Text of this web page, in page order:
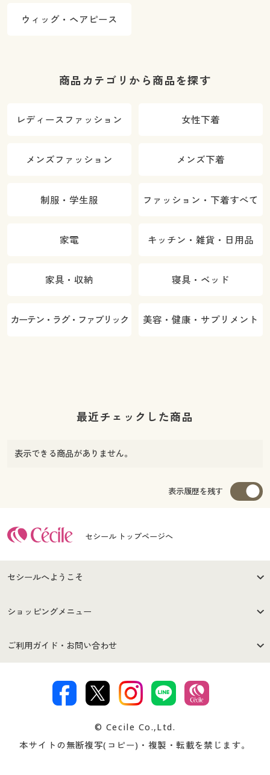
ウィッグ・ヘアピース
商品カテゴリから商品を探す
レディースファッション 女性下着
メンズファッション メンズ下着
制服・学生服 ファッション・下着すべて
家電 キッチン・雑貨・日用品
家具・収納 寝具・ベッド
カーテン・ラグ・ファブリック 美容・健康・サプリメント
最近チェックした商品
表示できる商品がありません。
表示履歴を残す
セシール トップページへ
セシールへようこそ
はじめての方へ
セシールご利用規約
著作権・商標について 会社案内
ショッピングメニュー
商品カテゴリ
プレゼント＆キャンペーン サイトマップ
ご利用ガイド・お問い合わせ
交換・返品は お支払は
ついて
忘れの場合
© Cecile Co.,Ltd.
本サイトの無断複写(コピー)・複製・転載を禁じます。